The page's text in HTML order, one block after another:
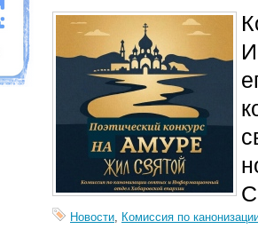
Новости, Комиссия по